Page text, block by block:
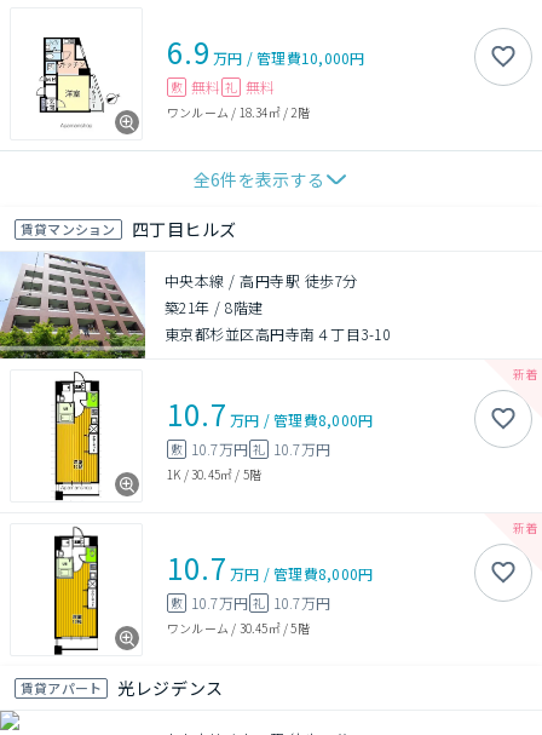
6.9 万円 /管理費10,000円
敷 無料 礼 無料
ワンルーム / 18.34㎡/ 2階
全6件を表示する
賃貸マンション 四丁目ヒルズ
中央本線 / 高円寺駅 徒歩7分
築21年 /8階建
東京都杉並区高円寺南４丁目3-10
10.7 万円 /管理費8,000円
敷 10.7万円 礼 10.7万円
1K /30.45㎡ / 5階
10.7 万円 /管理費8,000円
敷 10.7万円 礼 10.7万円
ワンルーム / 30.45㎡/5階
賃貸アパート 光レジデンス